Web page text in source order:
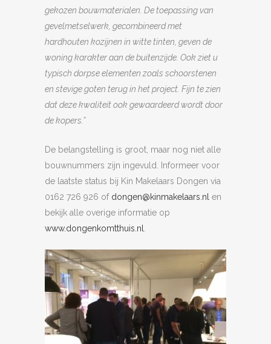
gekozen bouwmaterialen. De toepassing van
gevelmetselwerk, gecombineerd met
hardhouten kozijnen in witte tinten, geven de
woning karakter aan de buitenzijde. Ook ziet u
typisch dorpse elementen zoals schoorstenen
en stevige goten terug in het project. Fijn te zien
dat deze kwaliteit ook gewaardeerd wordt door
de kopers.”
De belangstelling is groot, maar nog niet alle
bouwnummers zijn ingevuld. Informeer voor
de laatste status bij Kin Makelaars Dongen via
0162 726 926 of dongen@kinmakelaars.nl en
bekijk alle overige informatie op
www.dongenkomtthuis.nl